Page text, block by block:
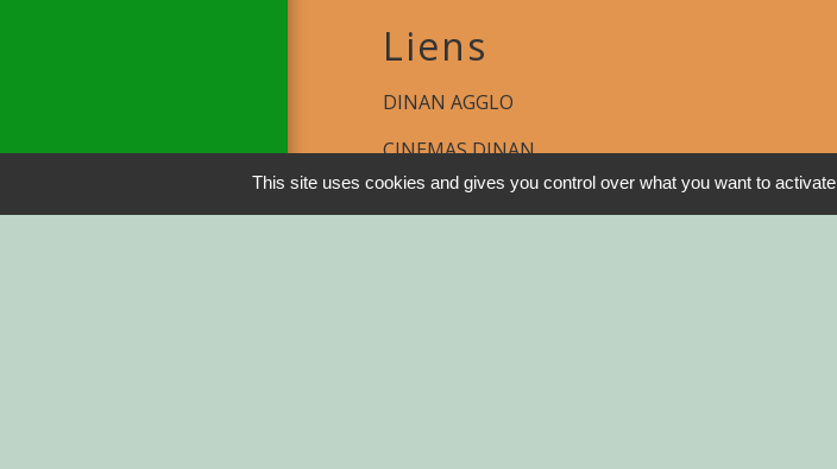
Liens
DINAN AGGLO
CINEMAS DINAN
COTES D'ARMOR
This site uses cookies and gives you control over what you want to activate